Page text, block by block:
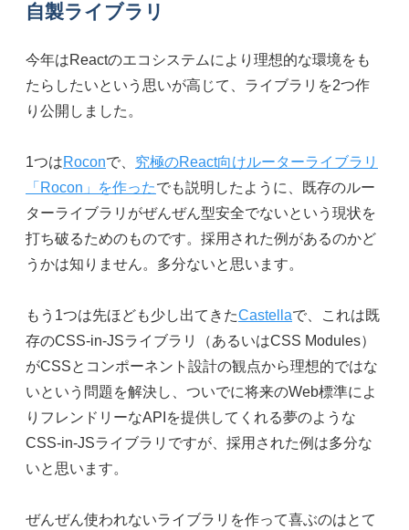
自製ライブラリ
今年はReactのエコシステムにより理想的な環境をも
たらしたいという思いが高じて、ライブラリを2つ作
り公開しました。
1つはRoconで、 究極のReact向けルーターライブラリ
「Rocon」を作ったでも説明したように、既存のルー
ターライブラリがぜんぜん型安全でないという現状を
打ち破るためのものです。採用された例があるのかど
うかは知りません。多分ないと思います。
もう1つは先ほども少し出てきたCastellaで、これは既
存のCSS-in-JSライブラリ（あるいはCSS Modules）
がCSSとコンポーネント設計の観点から理想的ではな
いという問題を解決し、ついでに将来のWeb標準によ
りフレンドリーなAPIを提供してくれる夢のような
CSS-in-JSライブラリですが、採用された例は多分な
いと思います。
ぜんぜん使われないライブラリを作って喜ぶのはとて